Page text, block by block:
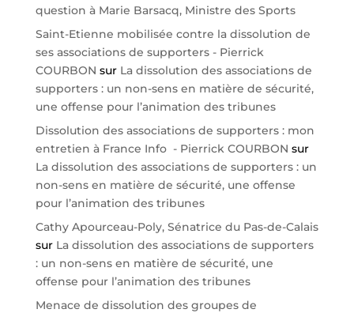
question à Marie Barsacq, Ministre des Sports
Saint-Etienne mobilisée contre la dissolution de
ses associations de supporters - Pierrick
COURBON sur La dissolution des associations de
supporters : un non-sens en matière de sécurité,
une offense pour l’animation des tribunes
Dissolution des associations de supporters : mon
entretien à France Info - Pierrick COURBON sur
La dissolution des associations de supporters : un
non-sens en matière de sécurité, une offense
pour l’animation des tribunes
Cathy Apourceau-Poly, Sénatrice du Pas-de-Calais
sur La dissolution des associations de supporters
: un non-sens en matière de sécurité, une
offense pour l’animation des tribunes
Menace de dissolution des groupes de